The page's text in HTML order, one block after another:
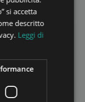
2
ITALIAN
SPANISH
ARABIC
si accetta
descritto
Leggi di